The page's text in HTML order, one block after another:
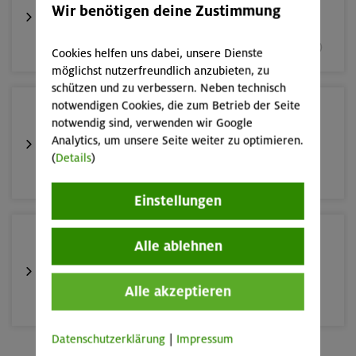
Fahrtechnik II - Advanced
München und Umgebung (inkl. bayer. Voralpenraum)
10.-13.09.26
Alpinklettertraining
Dolomiten (Sellagruppe)
Wir benötigen deine Zustimmung
Cookies helfen uns dabei, unsere Dienste
möglichst nutzerfreundlich anzubieten, zu
schützen und zu verbessern. Neben technisch
notwendigen Cookies, die zum Betrieb der Seite
notwendig sind, verwenden wir Google
Analytics, um unsere Seite weiter zu optimieren.
(Details)
Einstellungen
Alle ablehnen
Alle akzeptieren
Datenschutzerklärung Impressum